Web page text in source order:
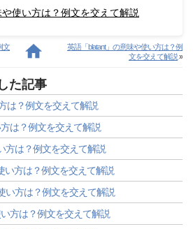
使い方は？例文を交えて解説
文
英語「blatant」の意味や使い方は？例
文を交えて解説»
た記事
は？例文を交えて解説
は？例文を交えて解説
方は？例文を交えて解説
い方は？例文を交えて解説
い方は？例文を交えて解説
方は？例文を交えて解説